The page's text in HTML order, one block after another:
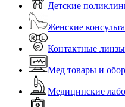
Детские
Женские
Контактные линзы
Мед товары и
Медицинские